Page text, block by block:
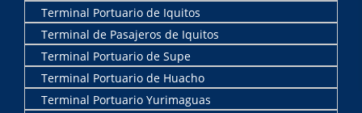
Terminal Portuario de Iquitos
Terminal de Pasajeros de Iquitos
Terminal Portuario de Supe
Terminal Portuario de Huacho
Terminal Portuario Yurimaguas